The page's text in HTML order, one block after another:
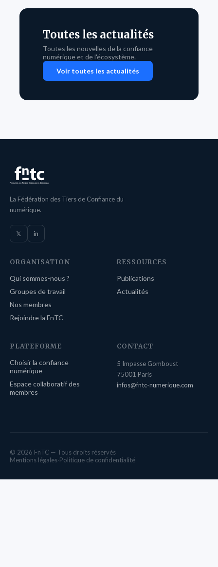
Toutes les actualités
Toutes les nouvelles de la confiance
numérique et de l'écosystème.
Voir toutes les actualités
La Fédération des Tiers de Confiance du
numérique.
𝕏 in
ORGANISATION
Qui sommes-nous ?
Groupes de travail
Nos membres
Rejoindre la FnTC
RESSOURCES
Publications
Actualités
PLATEFORME
Choisir la confiance
numérique
Espace collaboratif des
membres
CONTACT
5 Impasse Gomboust
75001 Paris
infos@fntc-numerique.com
© 2026 FnTC — Tous droits réservés
Mentions légales·Politique de confidentialité